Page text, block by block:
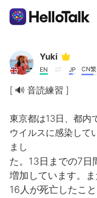
Приложение
AI Grammar
English
繁體中文
Yuki
EN JP CN繁
[ 🔊 音読練習 ]
東京都は13日、都内
ウイルスに感染して
まし
た。13日までの7日
増加しています。
16人が死亡したこ